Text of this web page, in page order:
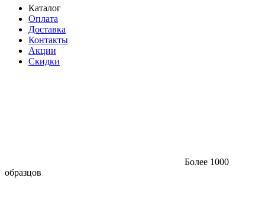
Каталог
Оплата
Доставка
Контакты
Акции
Скидки
Более 1000
образцов